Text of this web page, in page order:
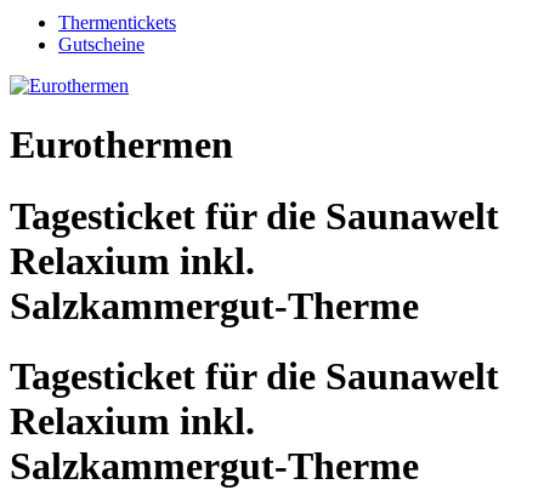
Thermentickets
Gutscheine
Eurothermen
Tagesticket für die Saunawelt
Relaxium inkl.
Salzkammergut-Therme
Tagesticket für die Saunawelt
Relaxium inkl.
Salzkammergut-Therme